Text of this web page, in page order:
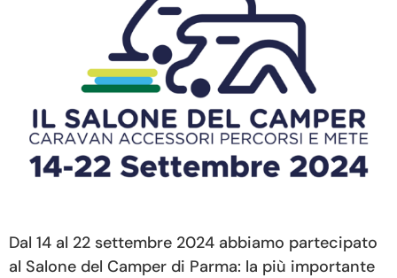
Dal 14 al 22 settembre 2024 abbiamo partecipato
al Salone del Camper di Parma: la più importante